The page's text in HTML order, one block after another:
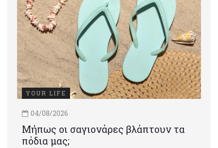
YOUR LIFE
04/08/2026
Μήπως οι σαγιονάρες βλάπτουν τα
πόδια μας;